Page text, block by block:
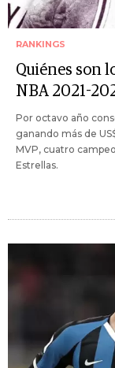
RANKINGS
Quiénes son
NBA 2021-
Por octavo año
ganando más de
MVP, cuatro
Estrellas.